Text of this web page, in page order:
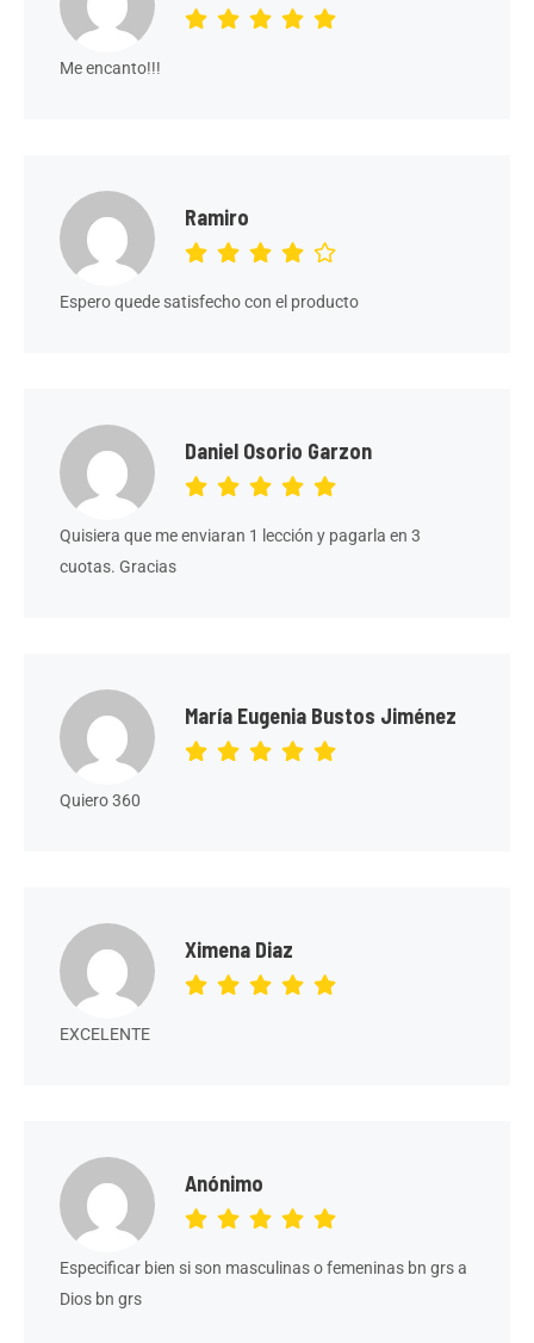
Me encanto!!!
Ramiro
Espero quede satisfecho con el producto
Daniel Osorio Garzon
Quisiera que me enviaran 1 lección y pagarla en 3
cuotas. Gracias
María Eugenia Bustos Jiménez
Quiero 360
Ximena Diaz
EXCELENTE
Anónimo
Especificar bien si son masculinas o femeninas bn grs a
Dios bn grs